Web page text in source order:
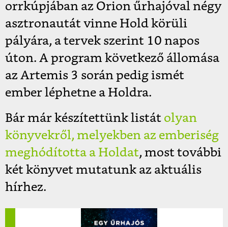
orrkúpjában az Orion űrhajóval négy
asztronautát vinne Hold körüli
pályára, a tervek szerint 10 napos
úton. A program következő állomása
az Artemis 3 során pedig ismét
ember léphetne a Holdra.
Bár már készítettünk listát olyan
könyvekről, melyekben az emberiség
meghódította a Holdat, most további
két könyvet mutatunk az aktuális
hírhez.